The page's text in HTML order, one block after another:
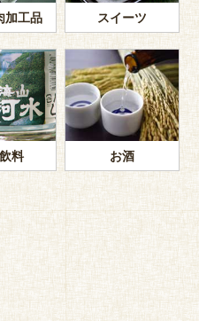
加工品 スイーツ
料 お酒